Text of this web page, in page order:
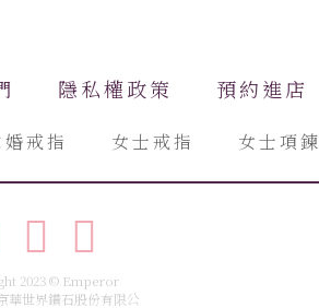
隱私權政策 預約進店
戒指 女士戒指 女士項鍊
2023 © Emperor
華世界鑽石股份有限公